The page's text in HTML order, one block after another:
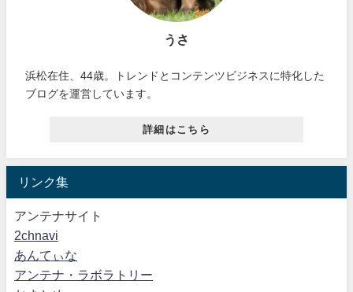
うさ
浜松在住、44歳。トレンドとコンテンツビジネスに特化した
ブログを運営しています。
詳細はこちら
リンク集
アンテナサイト
2chnavi
あんてぃな
アンテナ・ラボラトリー